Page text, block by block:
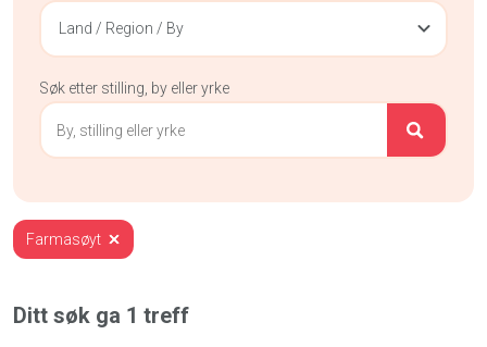
Land / Region / By
Søk etter stilling, by eller yrke
Farmasøyt
Ditt søk ga 1 treff